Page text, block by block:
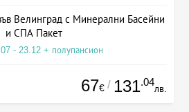
Велинград с Минерални Басейни
и СПА Пакет
- 23.12 + полупансион
67€ / 131.04
лв.